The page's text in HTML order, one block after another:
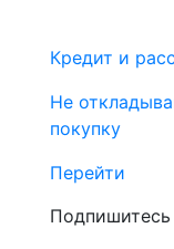
Кредит и
Не
покупку
Перейти
Подпишитесь